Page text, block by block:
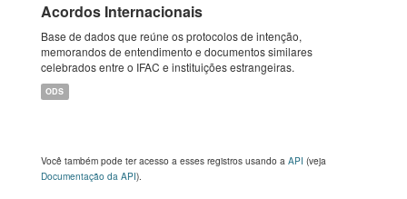
Acordos Internacionais
Base de dados que reúne os protocolos de intenção,
memorandos de entendimento e documentos similares
celebrados entre o IFAC e instituições estrangeiras.
ODS
Você também pode ter acesso a esses registros usando a API (veja
Documentação da API).